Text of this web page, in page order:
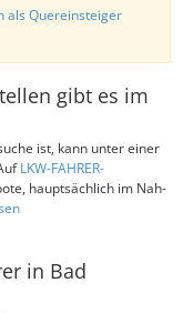
als Quereinsteiger
gibt es im
ist, kann unter einer
LKW-FAHRER-
hauptsächlich im Nah-
in Bad